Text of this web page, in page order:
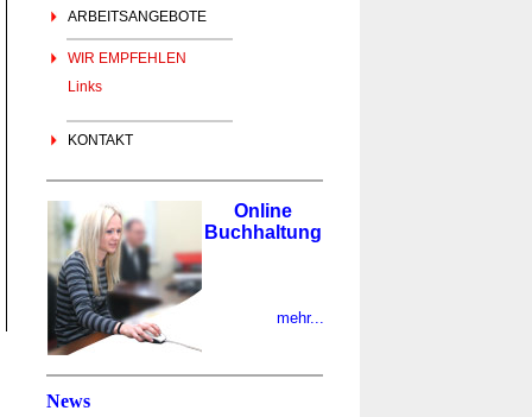
ARBEITSANGEBOTE
WIR EMPFEHLEN
Links
KONTAKT
Online
Buchhaltung
mehr...
News